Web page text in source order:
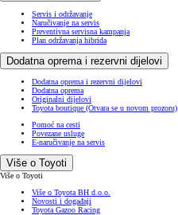
Servis i održavanje
Naručivanje na servis
Preventivna servisna kampanja
Plan održavanja hibrida
Dodatna oprema i rezervni dijelovi
Dodatna oprema i rezervni dijelovi
Dodatna oprema
Originalni dijelovi
Toyota boutique (Otvara se u novom prozoru)
Pomoć na cesti
Povezane usluge
E-naručivanje na servis
Više o Toyoti
Više o Toyoti
Više o Toyota BH d.o.o.
Novosti i događaji
Toyota Gazoo Racing